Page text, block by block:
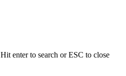
Hit enter to search or ESC to close